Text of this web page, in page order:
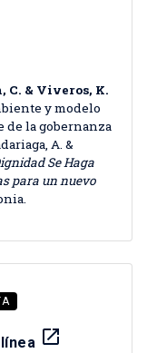
C. & Viveros, K.
y modelo
de la gobernanza
A. &
Se Haga
para un nuevo
launch